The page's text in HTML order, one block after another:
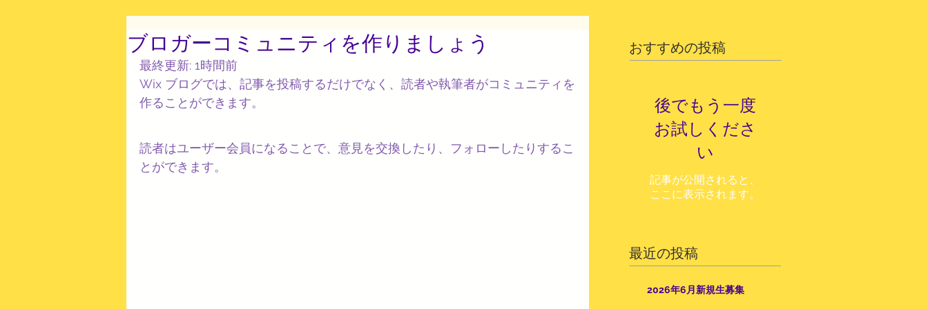
ブロガーコミュニティを作りましょう
最終更新: 1時間前
Wix ブログでは、記事を投稿するだけでなく、読者や執筆者がコミュニティを
作ることができます。
読者はユーザー会員になることで、意見を交換したり、フォローしたりするこ
とができます。
おすすめの投稿
後でもう一度
お試しくださ
い
記事が公開されると、
ここに表示されます。
最近の投稿
2026年6月新規生募集